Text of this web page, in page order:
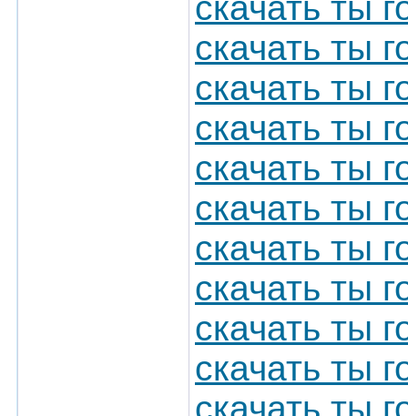
скачать ты
скачать ты
скачать ты
скачать ты
скачать ты
скачать ты
скачать ты
скачать ты
скачать ты